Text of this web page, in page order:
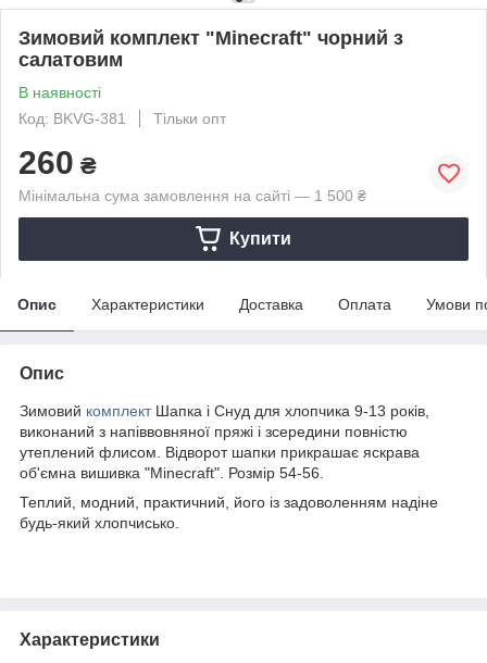
Зимовий комплект "Minecraft" чорний з
салатовим
В наявності
Код: BKVG-381
Тільки опт
260 ₴
Мінімальна сума замовлення на сайті — 1 500 ₴
Купити
Опис Характеристики Доставка Оплата Умови
Опис
Зимовий комплектШапка і Снуд для хлопчика 9-13 років,
виконаний з напіввовняної пряжі і зсередини повністю
утеплений флисом. Відворот шапки прикрашає яскрава
об'ємна вишивка "Minecraft". Розмір 54-56.
Теплий, модний, практичний, його із задоволенням надіне
будь-який хлопчисько.
Характеристики